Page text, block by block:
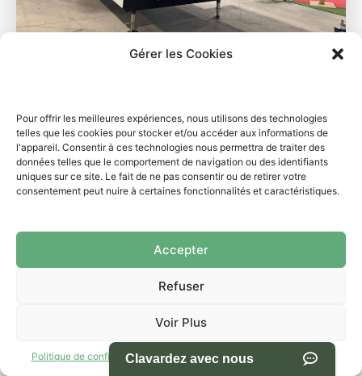
Gérer les Cookies
Pour offrir les meilleures expériences, nous utilisons des technologies
telles que les cookies pour stocker et/ou accéder aux informations de
l'appareil. Consentir à ces technologies nous permettra de traiter des
données telles que le comportement de navigation ou des identifiants
uniques sur ce site. Le fait de ne pas consentir ou de retirer votre
consentement peut nuire à certaines fonctionnalités et caractéristiques.
Accepter
Refuser
Voir Plus
Politique de confidentialitéTermes et conditions d’utilisation du site
Influence 3003RL 2026
13303.0 lbs 34.11 pieds
$134,995.00
$129,995.00